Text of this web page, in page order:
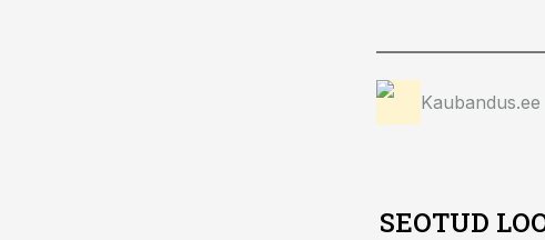
Kaubandus.ee
SEOTUD